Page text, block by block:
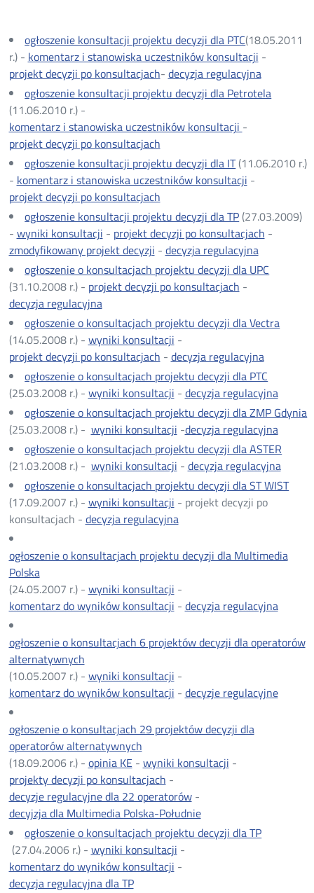
ogłoszenie konsultacji projektu decyzji dla PTC(18.05.2011
r.) - komentarz i stanowiska uczestników konsultacji -
projekt decyzji po konsultacjach- decyzja regulacyjna
ogłoszenie konsultacji projektu decyzji dla Petrotela
(11.06.2010 r.) -
komentarz i stanowiska uczestników konsultacji -
projekt decyzji po konsultacjach
ogłoszenie konsultacji projektu decyzji dla IT(11.06.2010 r.)
- komentarz i stanowiska uczestników konsultacji -
projekt decyzji po konsultacjach
ogłoszenie konsultacji projektu decyzji dla TP(27.03.2009)
- wyniki konsultacji - projekt decyzji po konsultacjach -
zmodyfikowany projekt decyzji - decyzja regulacyjna
ogłoszenie o konsultacjach projektu decyzji dla UPC
(31.10.2008 r.) - projekt decyzji po konsultacjach -
decyzja regulacyjna
ogłoszenie o konsultacjach projektu decyzji dla Vectra
(14.05.2008 r.) - wyniki konsultacji -
projekt decyzji po konsultacjach - decyzja regulacyjnaOtwórz
w
nowym
oknie
ogłoszenie o konsultacjach projektu decyzji dla PTC
(25.03.2008 r.) - wyniki konsultacji - decyzja regulacyjna
ogłoszenie o konsultacjach projektu decyzji dla ZMP Gdynia
(25.03.2008 r.) - wyniki konsultacji -decyzja regulacyjna
ogłoszenie o konsultacjach projektu decyzji dla ASTER
(21.03.2008 r.) - wyniki konsultacji - decyzja regulacyjna
ogłoszenie o konsultacjach projektu decyzji dla ST WIST
(17.09.2007 r.) - wyniki konsultacji - projekt decyzji po
konsultacjach - decyzja regulacyjna
ogłoszenie o konsultacjach projektu decyzji dla Multimedia
Polska
(24.05.2007 r.) - wyniki konsultacji -
komentarz do wyników konsultacji - decyzja regulacyjna
ogłoszenie o konsultacjach 6 projektów decyzji dla operatorów
alternatywnych
(10.05.2007 r.) - wyniki konsultacji -
komentarz do wyników konsultacji - decyzje regulacyjne
ogłoszenie o konsultacjach 29 projektów decyzji dla
operatorów alternatywnych
(18.09.2006 r.) - opinia KE - wyniki konsultacji -
projekty decyzji po konsultacjach -
decyzje regulacyjne dla 22 operatorów-
decyjzja dla Multimedia Polska-Południe
ogłoszenie o konsultacjach projektu decyzji dla TP
(27.04.2006 r.) - wyniki konsultacji -
komentarz do wyników konsultacji -
decyzja regulacyjna dla TP